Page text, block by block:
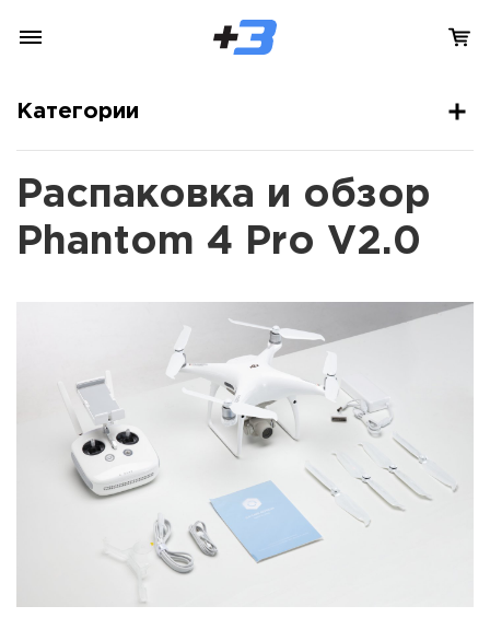
Категории
Распаковка и обзор
Phantom 4 Pro V2.0